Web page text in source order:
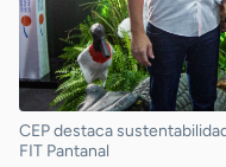
CEP destaca
FIT Pantanal